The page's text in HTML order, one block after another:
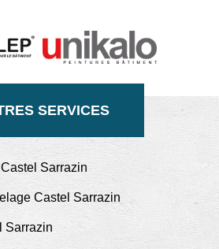
SERVICES
Sarrazin
Castel Sarrazin
Sarrazin